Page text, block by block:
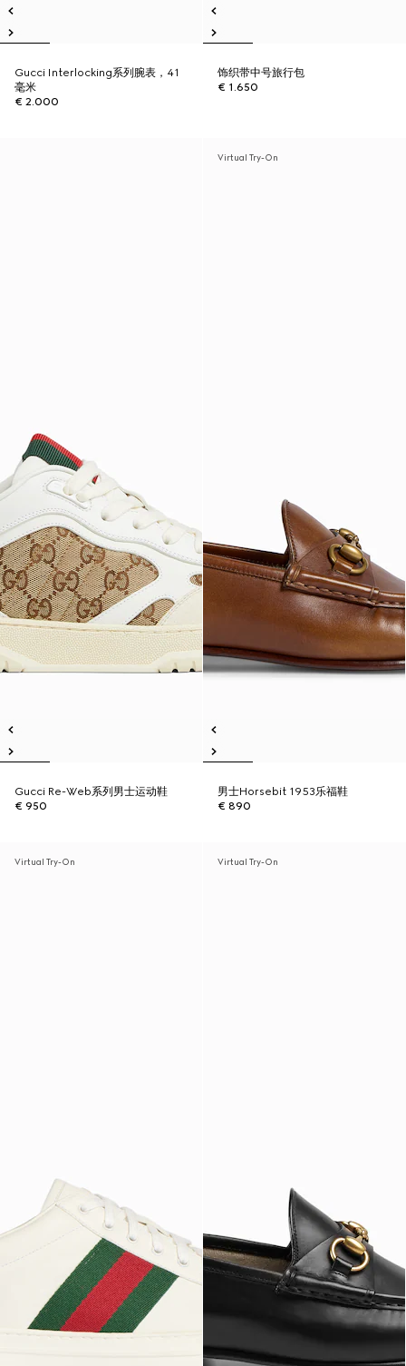
Gucci Interlocking系列腕表，41
毫米
€ 2.000
饰织带中号旅行包
€ 1.650
Gucci Re-Web系列男士运动鞋
€ 950
Virtual Try-On
男士Horsebit 1953乐福鞋
€ 890
Virtual Try-On Virtual Try-On